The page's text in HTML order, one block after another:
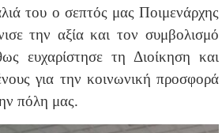
του ο σεπτός μας Ποιμενάρχης
την αξία και τον συμβολισμό
ευχαρίστησε τη Διοίκηση και
για την κοινωνική προσφορά
πόλη μας.